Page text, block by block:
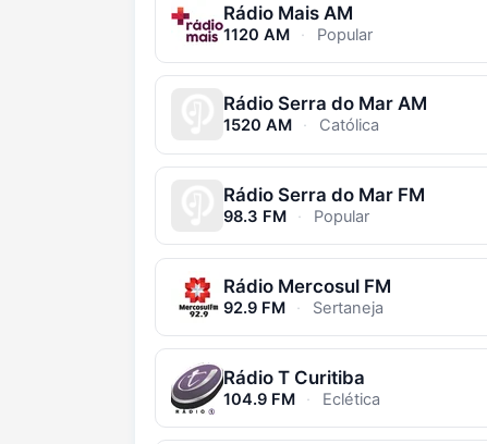
Rádio Mais AM
1120 AM · Popular
Rádio Serra do Mar AM
1520 AM · Católica
Rádio Serra do Mar FM
98.3 FM · Popular
Rádio Mercosul FM
92.9 FM · Sertaneja
Rádio T Curitiba
104.9 FM · Eclética